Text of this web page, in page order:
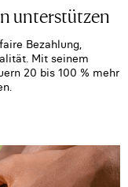
unterstützen
Bezahlung,
Mit seinem
20 bis 100 % mehr